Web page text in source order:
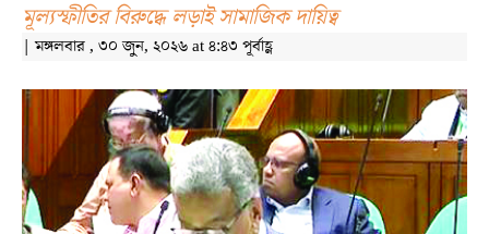
মূল্যস্ফীতির বিরুদ্ধে লড়াই সামাজিক দায়িত্ব
| মঙ্গলবার , ৩০ জুন, ২০২৬ at ৪:৪৩ পূর্বাহ্ণ